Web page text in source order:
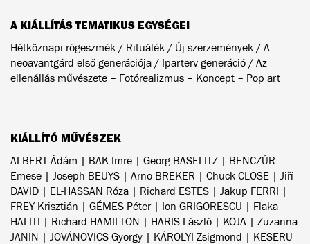
A KIÁLLÍTÁS TEMATIKUS EGYSÉGEI
Hétköznapi rögeszmék / Rituálék / Új szerzemények / A
neoavantgárd első generációja / Iparterv generáció / Az
ellenállás művészete – Fotórealizmus – Koncept – Pop art
KIÁLLÍTÓ MŰVÉSZEK
ALBERT Ádám | BAK Imre | Georg BASELITZ | BENCZÚR
Emese | Joseph BEUYS | Arno BREKER | Chuck CLOSE | Jiří
DAVID | EL-HASSAN Róza | Richard ESTES | Jakup FERRI |
FREY Krisztián | GÉMES Péter | Ion GRIGORESCU | Flaka
HALITI | Richard HAMILTON | HARIS László | KOJA | Zuzanna
JANIN | JOVÁNOVICS György | KÁROLYI Zsigmond | KESERÜ